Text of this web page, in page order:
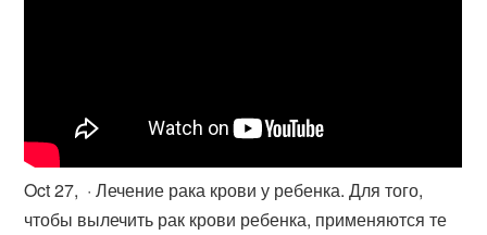
Oct 27, · Лечение рака крови у ребенка. Для того,
чтобы вылечить рак крови ребенка, применяются те